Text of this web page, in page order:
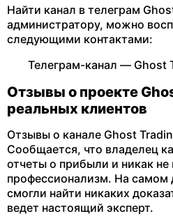
Найти канал в телеграм
администратору, можно
следующими контактами:
Телеграм-канал — Ghost
Отзывы о проекте
реальных клиентов
Отзывы о канале Ghost
Сообщается, что владелец
отчеты о прибыли и никак
профессионализм. На самом
смогли найти никаких
ведет настоящий эксперт.